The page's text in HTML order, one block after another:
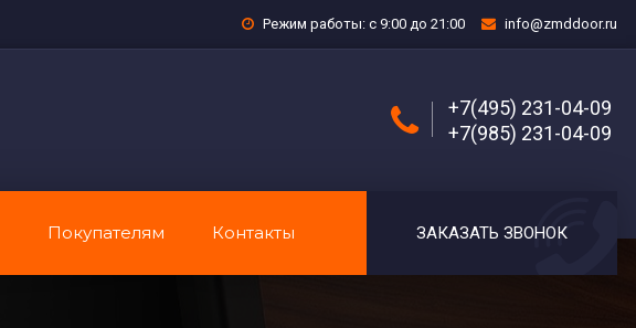
Режим работы: с 9:00 до 21:00 info@zmddoor.ru
+7(495) 231-04-09
+7(985) 231-04-09
Покупателям Контакты ЗАКАЗАТЬ ЗВОНОК